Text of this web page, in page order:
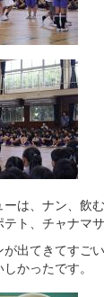
は、ナン、飲
ト、チャナマサ
出てきてすご
かったです。